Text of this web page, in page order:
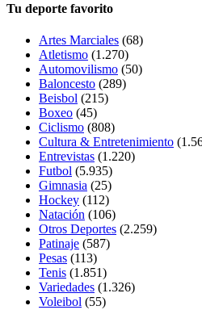
Tu deporte favorito
Artes Marciales (68)
Atletismo (1.270)
Automovilismo (50)
Baloncesto (289)
Beisbol (215)
Boxeo (45)
Ciclismo (808)
Cultura & Entretenimiento
Entrevistas (1.220)
Futbol (5.935)
Gimnasia (25)
Hockey (112)
Natación (106)
Otros Deportes (2.259)
Patinaje (587)
Pesas (113)
Tenis (1.851)
Variedades (1.326)
Voleibol (55)